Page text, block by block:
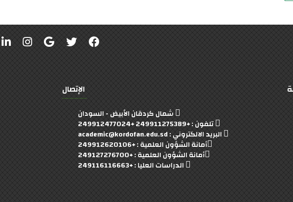
الإتصال
شمال كردقان الأبيض - السودان
تلفون : +249911275389 +249912477024
البريد الالكتروني : academic@kordofan.edu.sd
أمانة الشؤون العلمية : +249912620106
أمانة الشؤون العلمية : +249127276700
الدراسات العليا : +249116116663